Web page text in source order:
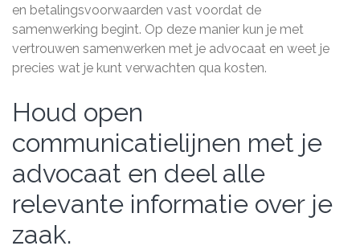
en betalingsvoorwaarden vast voordat de
samenwerking begint. Op deze manier kun je met
vertrouwen samenwerken met je advocaat en weet je
precies wat je kunt verwachten qua kosten.
Houd open
communicatielijnen met je
advocaat en deel alle
relevante informatie over je
zaak.